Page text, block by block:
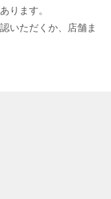
ります。
いただくか、 店舗ま